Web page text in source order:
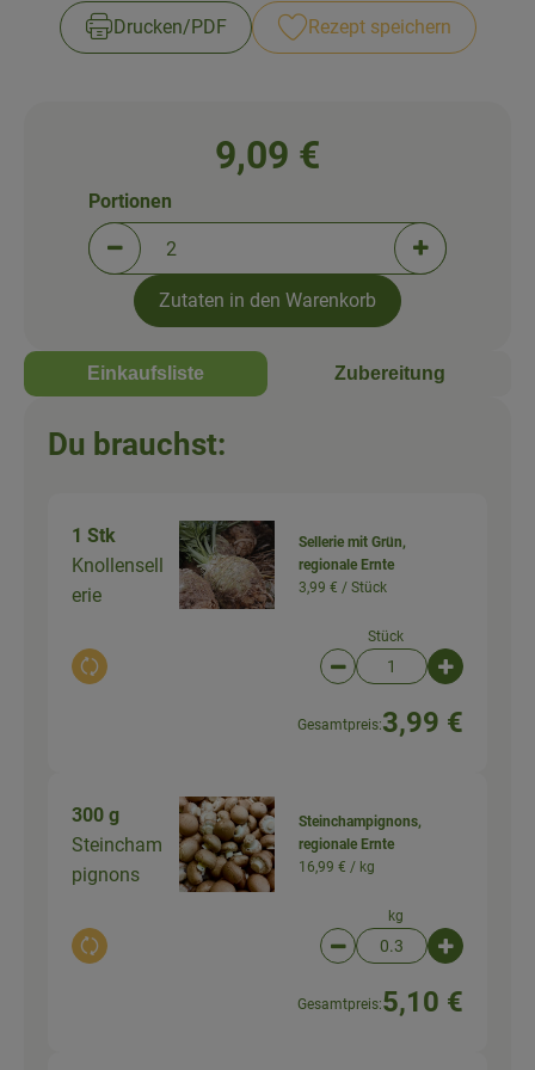
NewsletterDrucken​/​PDF Rezept speichern
9,09 €
Portionen verringern (aktuell 2 Portionen
Portionen
Portionen
Zutaten in den Warenkorb
Einkaufsliste Zubereitung
Du brauchst:
1 Stk
Knollensell
erie
Auswahl ändern
Sellerie mit Grün,
regionale Ernte
3,99 € / Stück
Stück
Artikelanzahl
Gesamtpreis:3,99 €
300 g
Steincham
pignons
Auswahl ändern
Steinchampignons,
regionale Ernte
16,99 € / kg
kg
Artikelanzahl
Gesamtpreis:5,10 €